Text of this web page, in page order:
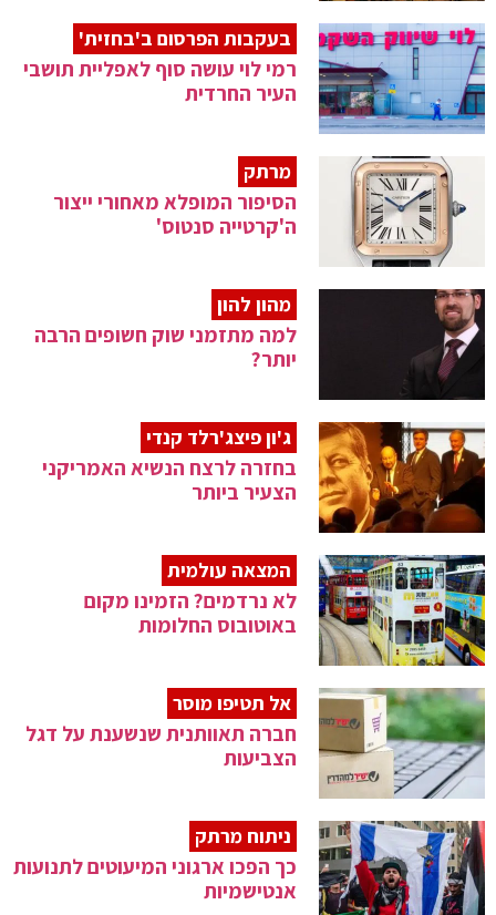
בעקבות הפרסום ב'בחזית'
רמי לוי עושה סוף לאפליית תושבי
העיר החרדית
מרתק
הסיפור המופלא מאחורי ייצור
ה'קרטייה סנטוס'
מהון להון
למה מתזמני שוק חשופים הרבה
יותר?
ג'ון פיצג'רלד קנדי
בחזרה לרצח הנשיא האמריקני
הצעיר ביותר
המצאה עולמית
לא נרדמים? הזמינו מקום
באוטובוס החלומות
אל תטיפו מוסר
חברה תאוותנית שנשענת על דגל
הצביעות
ניתוח מרתק
כך הפכו ארגוני המיעוטים לתנועות
אנטישמיות